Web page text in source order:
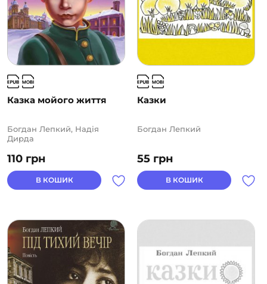
Казка мойого життя
110 грн
Богдан Лепкий, Надія
Дирда
В КОШИК
Казки
55 грн
Богдан Лепкий
В КОШИК